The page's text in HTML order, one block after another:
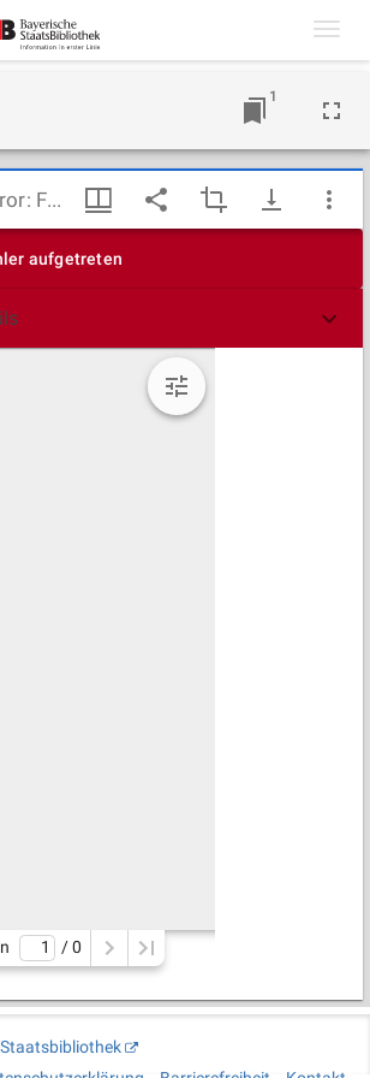
1
TypeError: Failed to fetch
aufgetreten
/ 0